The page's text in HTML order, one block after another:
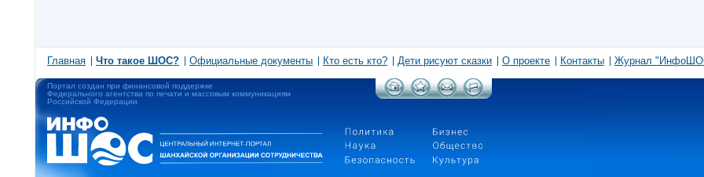
Главная Что такое ШОС? Официальные документы Кто есть кто? Дети рисуют сказки О проекте Контакты Журнал
Портал создан при финансовой поддержке
Федерального агентства по печати и массовым коммуникациям
Российской Федерации